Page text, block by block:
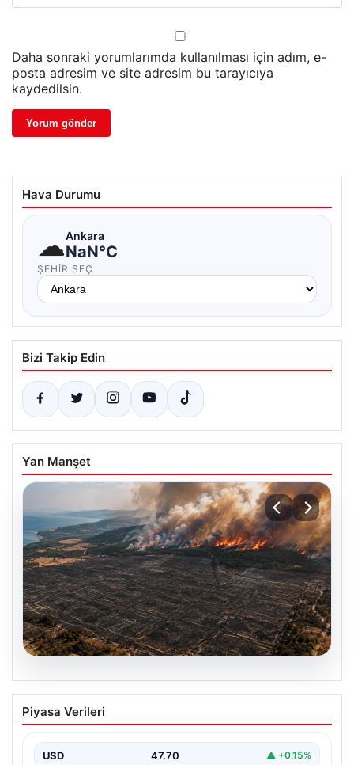
Daha sonraki yorumlarımda kullanılması için adım, e-
posta adresim ve site adresim bu tarayıcıya
kaydedilsin.
Hava Durumu
☁Ankara
NaN°C
ŞEHIR SEÇ
Bizi Takip Edin
Yan Manşet
Yaklaşık 758 futbol sahası
büyüklüğünde… Çanakkale’de 2 ayda
alan zarar gördü
Piyasa Verileri
USD 47.70 ▲ +0.15%